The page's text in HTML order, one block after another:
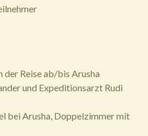
Reise ab/bis Arusha
und Expeditionsarzt Rudi
bei Arusha, Doppelzimmer mit